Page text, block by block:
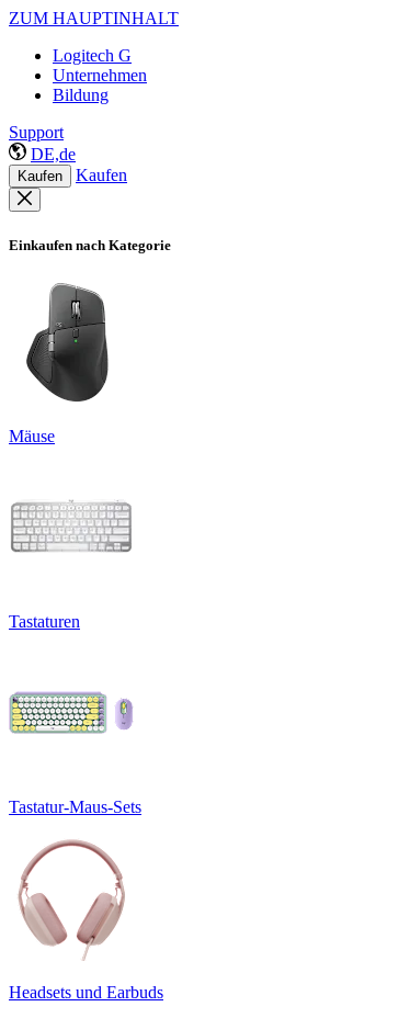
ZUM HAUPTINHALT
Logitech G
Unternehmen
Bildung
Support
DE,de
Kaufen Kaufen
Einkaufen nach Kategorie
Mäuse
Tastaturen
Tastatur-Maus-Sets
Headsets und Earbuds